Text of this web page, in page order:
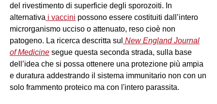
del rivestimento di superficie degli sporozoiti. In
alternativa i vaccini possono essere costituiti dall’intero
microrganismo ucciso o attenuato, reso cioè non
patogeno. La ricerca descritta sul New England Journal
of Medicine segue questa seconda strada, sulla base
dell’idea che si possa ottenere una protezione più ampia
e duratura addestrando il sistema immunitario non con un
solo frammento proteico ma con l'intero parassita.